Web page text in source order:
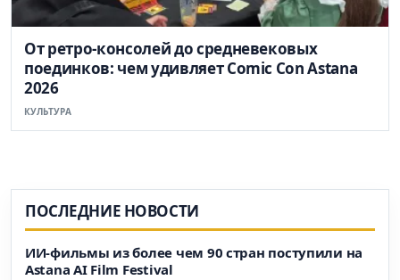
От ретро-консолей до средневековых
поединков: чем удивляет Comic Con Astana
2026
КУЛЬТУРА
ПОСЛЕДНИЕ НОВОСТИ
ИИ-фильмы из более чем 90 стран поступили на
Astana AI Film Festival